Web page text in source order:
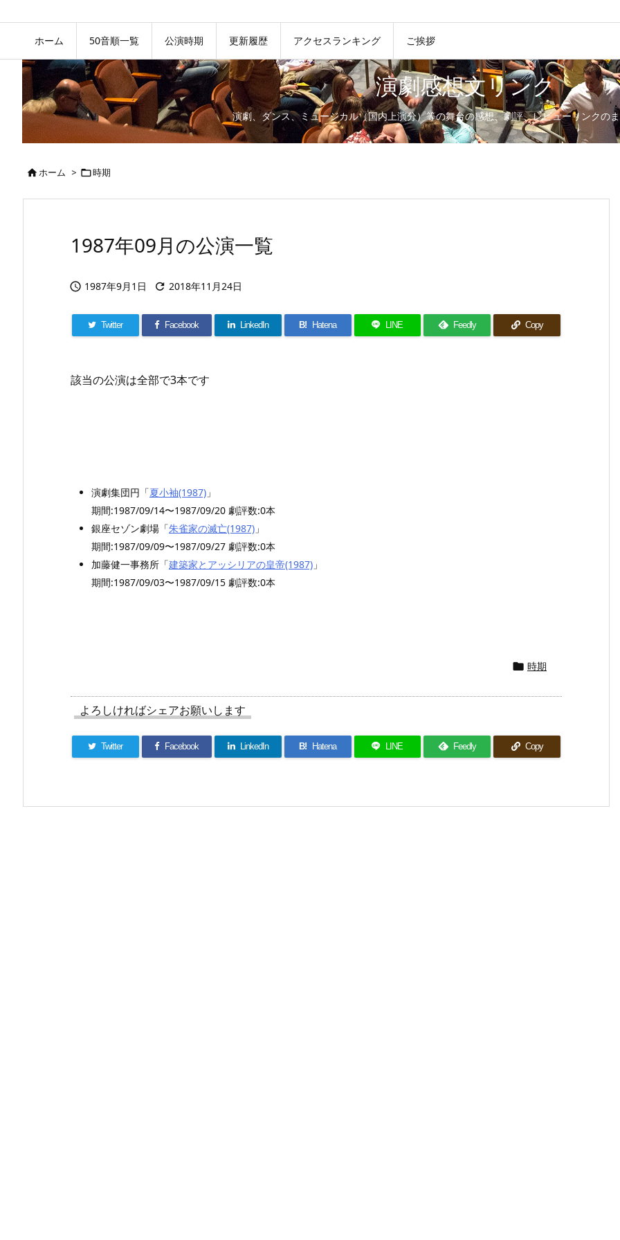
ホーム 50音順一覧 公演時期 更新履歴 アクセスランキング ご挨拶
演劇感想文リンク
演劇、ダンス、ミュージカル（国内上演分）等の舞台の感想、劇評、レビューリンクの
ホーム > 時期
1987年09月の公演一覧
 1987年9月1日  2018年11月24日
Twitter Facebook LinkedIn B! Hatena LINE Feedly Copy
該当の公演は全部で3本です
演劇集団円「夏小袖(1987) 」
期間:1987/09/14〜1987/09/20 劇評数:0本
銀座セゾン劇場「朱雀家の滅亡(1987) 」
期間:1987/09/09〜1987/09/27 劇評数:0本
加藤健一事務所「建築家とアッシリアの皇帝(1987) 」
期間:1987/09/03〜1987/09/15 劇評数:0本
 時期
よろしければシェアお願いします
Twitter Facebook LinkedIn B! Hatena LINE Feedly Copy